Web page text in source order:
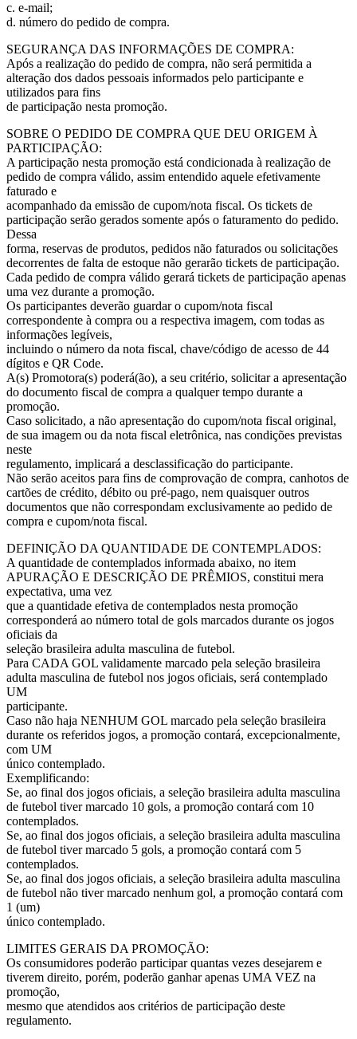
c. e-mail;
d. número do pedido de compra.
SEGURANÇA DAS INFORMAÇÕES DE COMPRA:
Após a realização do pedido de compra, não será permitida a
alteração dos dados pessoais informados pelo participante e
utilizados para fins
de participação nesta promoção.
SOBRE O PEDIDO DE COMPRA QUE DEU ORIGEM À
PARTICIPAÇÃO:
A participação nesta promoção está condicionada à realização de
pedido de compra válido, assim entendido aquele efetivamente
faturado e
acompanhado da emissão de cupom/nota fiscal. Os tickets de
participação serão gerados somente após o faturamento do pedido.
Dessa
forma, reservas de produtos, pedidos não faturados ou solicitações
decorrentes de falta de estoque não gerarão tickets de participação.
Cada pedido de compra válido gerará tickets de participação apenas
uma vez durante a promoção.
Os participantes deverão guardar o cupom/nota fiscal
correspondente à compra ou a respectiva imagem, com todas as
informações legíveis,
incluindo o número da nota fiscal, chave/código de acesso de 44
dígitos e QR Code.
A(s) Promotora(s) poderá(ão), a seu critério, solicitar a apresentação
do documento fiscal de compra a qualquer tempo durante a
promoção.
Caso solicitado, a não apresentação do cupom/nota fiscal original,
de sua imagem ou da nota fiscal eletrônica, nas condições previstas
neste
regulamento, implicará a desclassificação do participante.
Não serão aceitos para fins de comprovação de compra, canhotos de
cartões de crédito, débito ou pré-pago, nem quaisquer outros
documentos que não correspondam exclusivamente ao pedido de
compra e cupom/nota fiscal.
DEFINIÇÃO DA QUANTIDADE DE CONTEMPLADOS:
A quantidade de contemplados informada abaixo, no item
APURAÇÃO E DESCRIÇÃO DE PRÊMIOS, constitui mera
expectativa, uma vez
que a quantidade efetiva de contemplados nesta promoção
corresponderá ao número total de gols marcados durante os jogos
oficiais da
seleção brasileira adulta masculina de futebol.
Para CADA GOL validamente marcado pela seleção brasileira
adulta masculina de futebol nos jogos oficiais, será contemplado
UM
participante.
Caso não haja NENHUM GOL marcado pela seleção brasileira
durante os referidos jogos, a promoção contará, excepcionalmente,
com UM
único contemplado.
Exemplificando:
Se, ao final dos jogos oficiais, a seleção brasileira adulta masculina
de futebol tiver marcado 10 gols, a promoção contará com 10
contemplados.
Se, ao final dos jogos oficiais, a seleção brasileira adulta masculina
de futebol tiver marcado 5 gols, a promoção contará com 5
contemplados.
Se, ao final dos jogos oficiais, a seleção brasileira adulta masculina
de futebol não tiver marcado nenhum gol, a promoção contará com
1 (um)
único contemplado.
LIMITES GERAIS DA PROMOÇÃO:
Os consumidores poderão participar quantas vezes desejarem e
tiverem direito, porém, poderão ganhar apenas UMA VEZ na
promoção,
mesmo que atendidos aos critérios de participação deste
regulamento.